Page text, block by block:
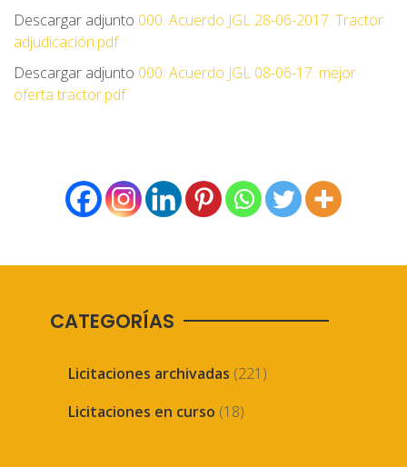
Descargar adjunto 000. Acuerdo JGL 28-06-2017. Tractor
adjudicación.pdf
Descargar adjunto 000. Acuerdo JGL 08-06-17. mejor
oferta tractor.pdf
CATEGORÍAS
Licitaciones archivadas (221)
Licitaciones en curso (18)